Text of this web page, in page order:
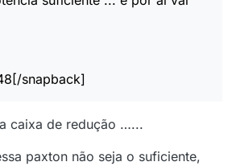
snapback]
caixa de redução …...
paxton não seja o suficiente,